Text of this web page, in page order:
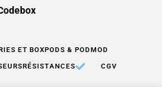
ET BOXPODS & PODMOD
RÉSISTANCES CGV